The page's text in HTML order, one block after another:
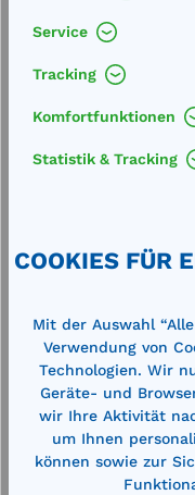
Lieferung frei Haus
Abmessung
Oberfläche:
Technische Daten
Service
Tracking
Komfortfunktionen
Statistik & Tracking
COOKIES FÜR
Mit der Auswahl
Verwendung von
Technologien. Wir
Geräte- und
wir Ihre Aktivität
um Ihnen
können sowie zur